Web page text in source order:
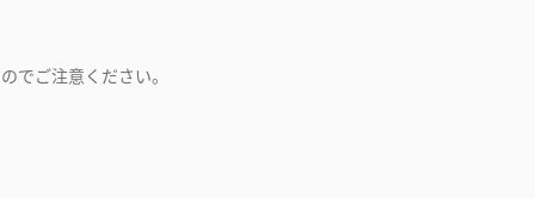
でご注意ください。